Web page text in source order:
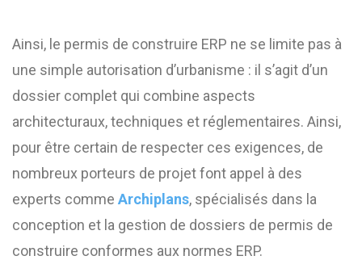
Ainsi, le permis de construire ERP ne se limite pas à
une simple autorisation d’urbanisme : il s’agit d’un
dossier complet qui combine aspects
architecturaux, techniques et réglementaires. Ainsi,
pour être certain de respecter ces exigences, de
nombreux porteurs de projet font appel à des
experts comme Archiplans, spécialisés dans la
conception et la gestion de dossiers de permis de
construire conformes aux normes ERP.